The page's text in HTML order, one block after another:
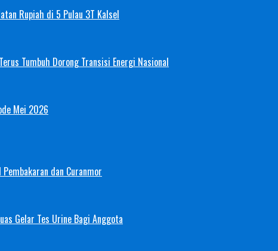
Rupiah di 5 Pulau 3T Kalsel
Tumbuh Dorong Transisi Energi Nasional
Mei 2026
dan Curanmor
Gelar Tes Urine Bagi Anggota